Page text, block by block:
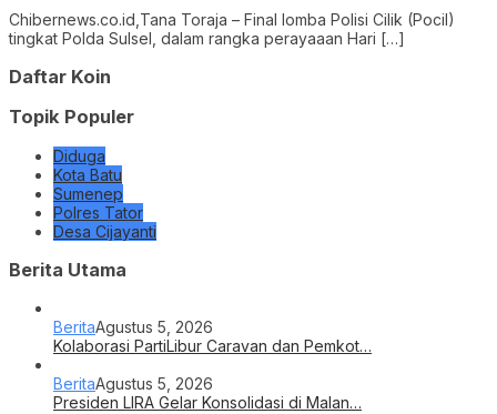
Chibernews.co.id,Tana Toraja – Final lomba Polisi Cilik (Pocil)
tingkat Polda Sulsel, dalam rangka perayaaan Hari […]
Daftar Koin
Topik Populer
Diduga
Kota Batu
Sumenep
Polres Tator
Desa Cijayanti
Berita Utama
BeritaAgustus 5, 2026
Kolaborasi PartiLibur Caravan dan Pemkot…
BeritaAgustus 5, 2026
Presiden LIRA Gelar Konsolidasi di Malan…